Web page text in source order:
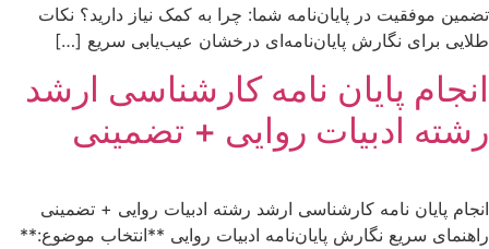
تضمین موفقیت در پایان‌نامه شما: چرا به کمک نیاز دارید؟ نکات
طلایی برای نگارش پایان‌نامه‌ای درخشان عیب‌یابی سریع […]
انجام پایان نامه کارشناسی ارشد
رشته ادبیات روایی + تضمینی
انجام پایان نامه کارشناسی ارشد رشته ادبیات روایی + تضمینی
راهنمای سریع نگارش پایان‌نامه ادبیات روایی **انتخاب موضوع:**